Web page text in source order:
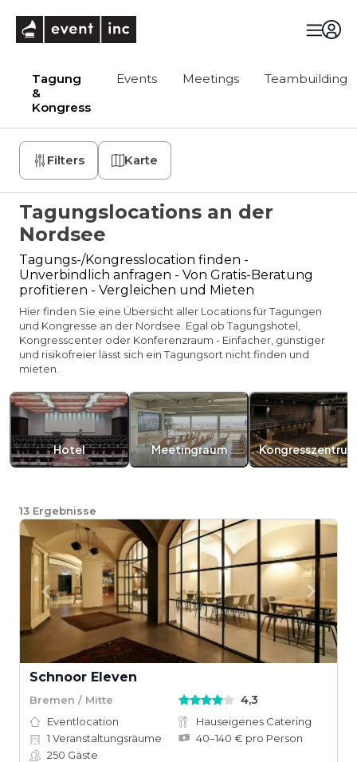
Tagung
&
Kongress
Events Meetings Teambuilding
Filters Karte
Tagungslocations an der
Nordsee
Tagungs-/Kongresslocation finden -
Unverbindlich anfragen - Von Gratis-Beratung
profitieren - Vergleichen und Mieten
Hier finden Sie eine Übersicht aller Locations für Tagungen
und Kongresse an der Nordsee. Egal ob Tagungshotel,
Kongresscenter oder Konferenzraum - Einfacher, günstiger
und risikofreier lässt sich ein Tagungsort nicht finden und
mieten.
Hotel Meetingraum Kongresszentrum
13 Ergebnisse
Schnoor Eleven
Bremen / Mitte 4,3
Eventlocation
Hauseigenes Catering
1 Veranstaltungsräume
40–140 € pro Person
250 Gäste